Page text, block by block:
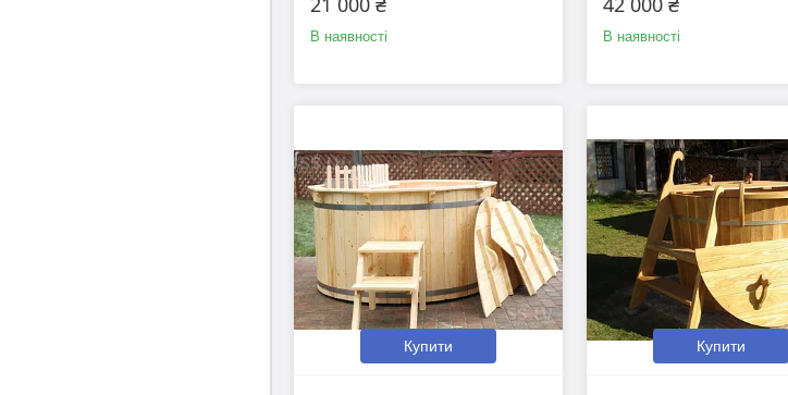
В наявності В наявності
Купити Купити